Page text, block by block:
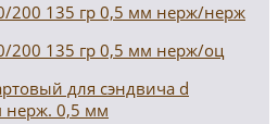
200 135 гр 0,5 мм нерж/нерж
200 135 гр 0,5 мм нерж/оц
для сэндвича d
нерж. 0,5 мм